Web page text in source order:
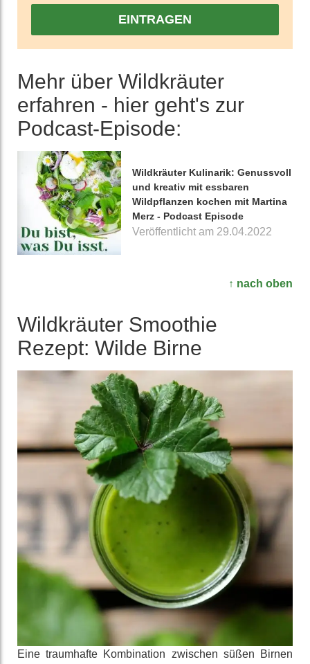
EINTRAGEN
Mehr über Wildkräuter
erfahren - hier geht's zur
Podcast-Episode:
Wildkräuter Kulinarik: Genussvoll
und kreativ mit essbaren
Wildpflanzen kochen mit Martina
Merz - Podcast Episode
Veröffentlicht am 29.04.2022
↑ nach oben
Wild­kräuter Smoothie
Rezept: Wilde Birne
Eine traum­hafte Kombi­nation zwischen süßen Birnen